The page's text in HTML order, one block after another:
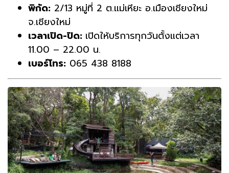
พิกัด: 2/13 หมู่ที่ 2 ต.แม่เหียะ อ.เมืองเชียงใหม่
จ.เชียงใหม่
เวลาเปิด-ปิด: เปิดให้บริการทุกวันตั้งแต่เวลา
11.00 – 22.00 น.
เบอร์โทร: 065 438 8188